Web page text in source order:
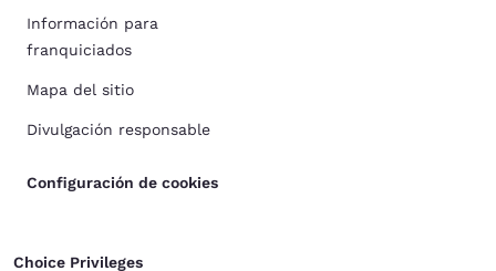
Información para
franquiciados
Mapa del sitio
Divulgación responsable
Configuración de cookies
Choice Privileges